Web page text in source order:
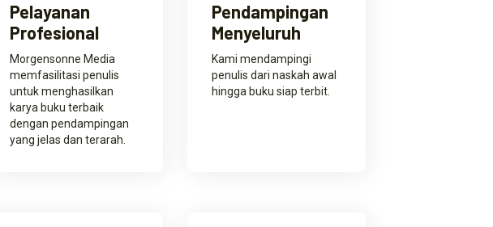
Pelayanan
Profesional
Morgensonne Media
memfasilitasi penulis
untuk menghasilkan
karya buku terbaik
dengan pendampingan
yang jelas dan terarah.
Pendampingan
Menyeluruh
Kami mendampingi
penulis dari naskah awal
hingga buku siap terbit.